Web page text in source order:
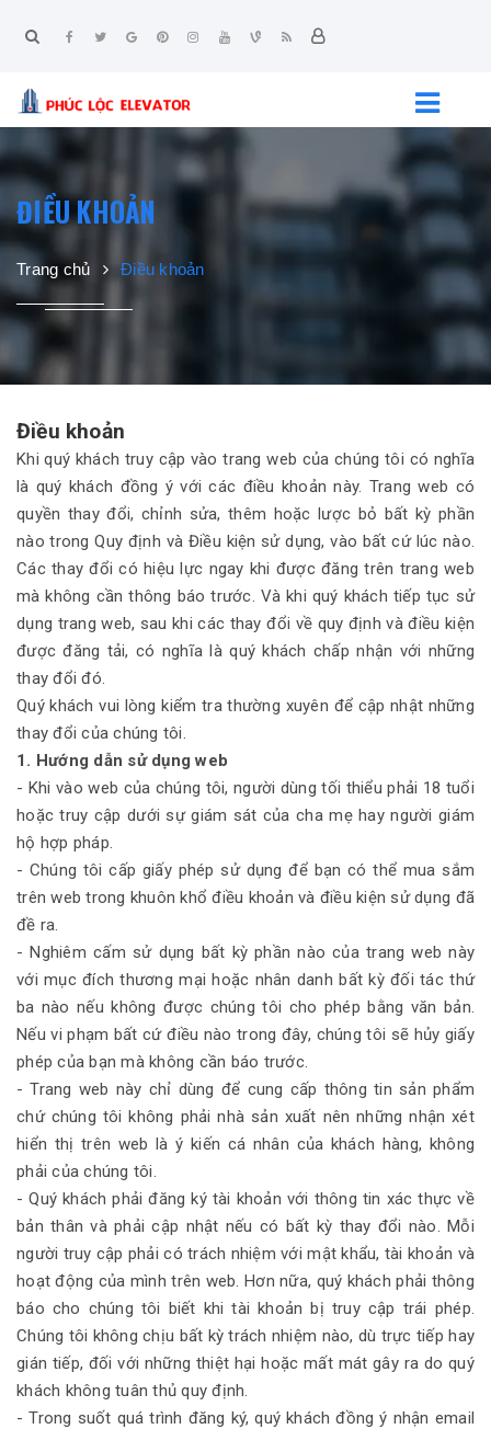
ĐIỀU KHOẢN
Trang chủ Điều khoản
Điều khoản
Khi quý khách truy cập vào trang web của chúng tôi có nghĩa
là quý khách đồng ý với các điều khoản này. Trang web có
quyền thay đổi, chỉnh sửa, thêm hoặc lược bỏ bất kỳ phần
nào trong Quy định và Điều kiện sử dụng, vào bất cứ lúc nào.
Các thay đổi có hiệu lực ngay khi được đăng trên trang web
mà không cần thông báo trước. Và khi quý khách tiếp tục sử
dụng trang web, sau khi các thay đổi về quy định và điều kiện
được đăng tải, có nghĩa là quý khách chấp nhận với những
thay đổi đó.
Quý khách vui lòng kiểm tra thường xuyên để cập nhật những
thay đổi của chúng tôi.
1. Hướng dẫn sử dụng web
- Khi vào web của chúng tôi, người dùng tối thiểu phải 18 tuổi
hoặc truy cập dưới sự giám sát của cha mẹ hay người giám
hộ hợp pháp.
- Chúng tôi cấp giấy phép sử dụng để bạn có thể mua sắm
trên web trong khuôn khổ điều khoản và điều kiện sử dụng đã
đề ra.
- Nghiêm cấm sử dụng bất kỳ phần nào của trang web này
với mục đích thương mại hoặc nhân danh bất kỳ đối tác thứ
ba nào nếu không được chúng tôi cho phép bằng văn bản.
Nếu vi phạm bất cứ điều nào trong đây, chúng tôi sẽ hủy giấy
phép của bạn mà không cần báo trước.
- Trang web này chỉ dùng để cung cấp thông tin sản phẩm
chứ chúng tôi không phải nhà sản xuất nên những nhận xét
hiển thị trên web là ý kiến cá nhân của khách hàng, không
phải của chúng tôi.
- Quý khách phải đăng ký tài khoản với thông tin xác thực về
bản thân và phải cập nhật nếu có bất kỳ thay đổi nào. Mỗi
người truy cập phải có trách nhiệm với mật khẩu, tài khoản và
hoạt động của mình trên web. Hơn nữa, quý khách phải thông
báo cho chúng tôi biết khi tài khoản bị truy cập trái phép.
Chúng tôi không chịu bất kỳ trách nhiệm nào, dù trực tiếp hay
gián tiếp, đối với những thiệt hại hoặc mất mát gây ra do quý
khách không tuân thủ quy định.
- Trong suốt quá trình đăng ký, quý khách đồng ý nhận email